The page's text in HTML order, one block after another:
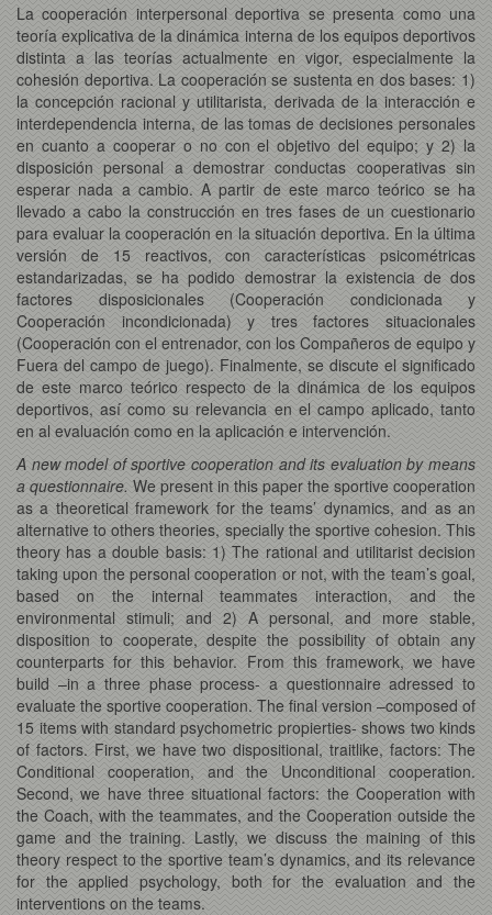
La cooperación interpersonal deportiva se presenta como una
teoría explicativa de la dinámica interna de los equipos deportivos
distinta a las teorías actualmente en vigor, especialmente la
cohesión deportiva. La cooperación se sustenta en dos bases: 1)
la concepción racional y utilitarista, derivada de la interacción e
interdependencia interna, de las tomas de decisiones personales
en cuanto a cooperar o no con el objetivo del equipo; y 2) la
disposición personal a demostrar conductas cooperativas sin
esperar nada a cambio. A partir de este marco teórico se ha
llevado a cabo la construcción en tres fases de un cuestionario
para evaluar la cooperación en la situación deportiva. En la última
versión de 15 reactivos, con características psicométricas
estandarizadas, se ha podido demostrar la existencia de dos
factores disposicionales (Cooperación condicionada y
Cooperación incondicionada) y tres factores situacionales
(Cooperación con el entrenador, con los Compañeros de equipo y
Fuera del campo de juego). Finalmente, se discute el significado
de este marco teórico respecto de la dinámica de los equipos
deportivos, así como su relevancia en el campo aplicado, tanto
en al evaluación como en la aplicación e intervención.
A new model of sportive cooperation and its evaluation by means
a questionnaire. We present in this paper the sportive cooperation
as a theoretical framework for the teams’ dynamics, and as an
alternative to others theories, specially the sportive cohesion. This
theory has a double basis: 1) The rational and utilitarist decision
taking upon the personal cooperation or not, with the team’s goal,
based on the internal teammates interaction, and the
environmental stimuli; and 2) A personal, and more stable,
disposition to cooperate, despite the possibility of obtain any
counterparts for this behavior. From this framework, we have
build –in a three phase process- a questionnaire adressed to
evaluate the sportive cooperation. The final version –composed of
15 items with standard psychometric propierties- shows two kinds
of factors. First, we have two dispositional, traitlike, factors: The
Conditional cooperation, and the Unconditional cooperation.
Second, we have three situational factors: the Cooperation with
the Coach, with the teammates, and the Cooperation outside the
game and the training. Lastly, we discuss the maining of this
theory respect to the sportive team’s dynamics, and its relevance
for the applied psychology, both for the evaluation and the
interventions on the teams.